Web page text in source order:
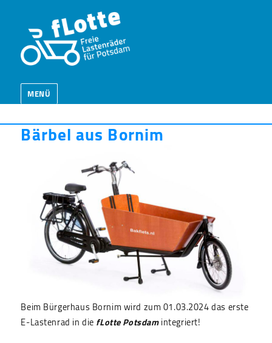
MENÜ
Bärbel aus Bornim
Beim Bürgerhaus Bornim wird zum 01.03.2024 das erste
E-Lastenrad in diefLotte Potsdamintegriert!